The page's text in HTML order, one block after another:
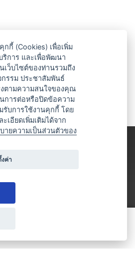
กกี้ (Cookies) เพื่อเพิ่ม
ริการ และเพื่อพัฒนา
ว็บไซต์ของท่านรวมถึง
รรม ประชาสัมพันธ์
ตามความสนใจของคุณ
การต่อหรือปิดข้อความ
บการใช้งานคุกกี้ โดย
เอียดเพิ่มเติมได้จาก
ายความเป็นส่วนตัวของ
งค่า